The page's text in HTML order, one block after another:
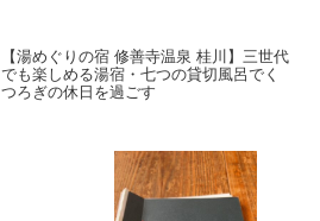
【湯めぐりの宿 修善寺温泉 桂川】三世代
でも楽しめる湯宿・七つの貸切風呂でく
つろぎの休日を過ごす